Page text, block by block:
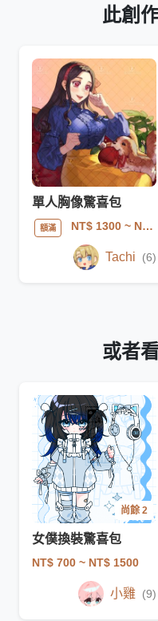
此創
單人胸像驚喜包
額滿 NT$ 1300~ NT$ 2500
Tachi (6)
或者
尚餘 2
女僕換裝驚喜包
NT$ 700 ~ NT$ 1500
小雞 (9)